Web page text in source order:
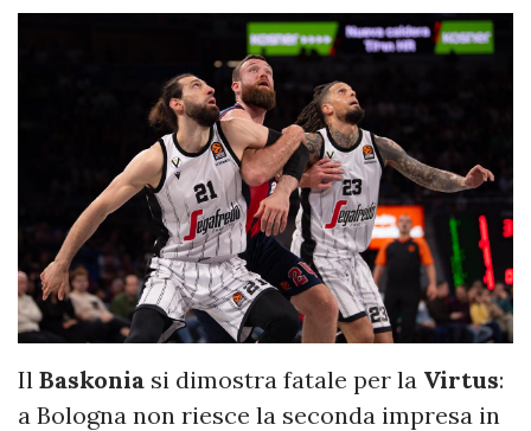
Il Baskonia si dimostra fatale per la Virtus:
a Bologna non riesce la seconda impresa in